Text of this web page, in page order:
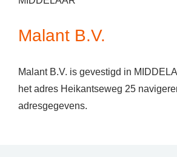
Malant B.V.
Malant B.V. is gevestigd in
het adres Heikantseweg 25
adresgegevens.